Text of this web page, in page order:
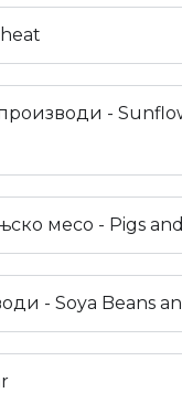
-
месо - Pigs
- Soya Beans